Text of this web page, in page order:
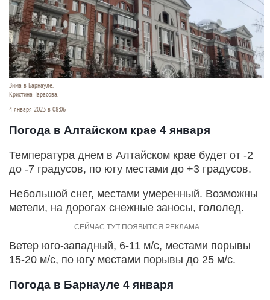
Зима в Барнауле.
Кристина Тарасова.
4 января 2023 в 08:06
Погода в Алтайском крае 4 января
Температура днем в Алтайском крае будет от -2
до -7 градусов, по югу местами до +3 градусов.
Небольшой снег, местами умеренный. Возможны
метели, на дорогах снежные заносы, гололед.
Ветер юго-западный, 6-11 м/с, местами порывы
15-20 м/с, по югу местами порывы до 25 м/с.
Погода в Барнауле 4 января